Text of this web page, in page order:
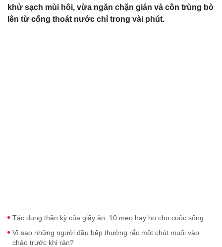
khử sạch mùi hôi, vừa ngăn chặn gián và côn trùng bò
lên từ cống thoát nước chỉ trong vài phút.
Tác dụng thần kỳ của giấy ăn: 10 mẹo hay ho cho cuộc sống
Vì sao những người đầu bếp thường rắc một chút muối vào
chảo trước khi rán?